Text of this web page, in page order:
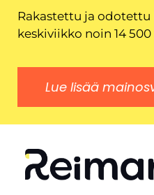
Rakastettu ja
keskiviikko noin 14
Lue lisää